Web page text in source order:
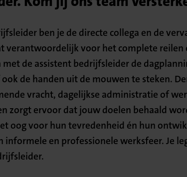
ben je de directe collega en de
verantwoordelijk voor het complete reilen
de assistent bedrijfsleider de
de handen uit de mouwen te steken.
vracht, dagelijkse administratie of
zorgt ervoor dat jouw doelen behaald
oog voor hun tevredenheid én hun
informele en professionele werksfeer. Je